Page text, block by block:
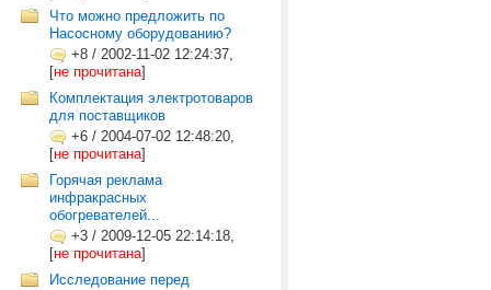
Что можно предложить по
Насосному оборудованию?
+8 / 2002-11-02 12:24:37,
[не прочитана]
Комплектация электротоваров
для поставщиков
+6 / 2004-07-02 12:48:20,
[не прочитана]
Горячая реклама
инфракрасных
обогревателей...
+3 / 2009-12-05 22:14:18,
[не прочитана]
Исследование перед